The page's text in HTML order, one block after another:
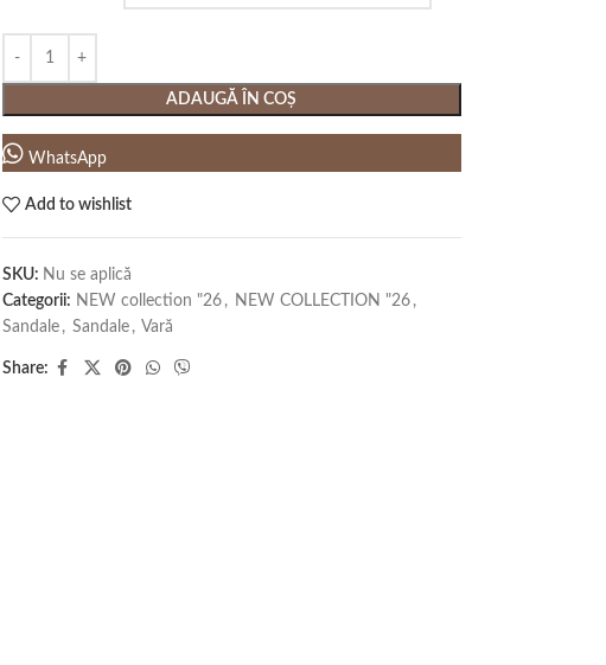
ADAUGĂ ÎN COȘ
WhatsApp
Add to wishlist
SKU: Nu se aplică
Categorii: NEW collection "26 , NEW COLLECTION "26 ,
Sandale , Sandale , Vară
Share: